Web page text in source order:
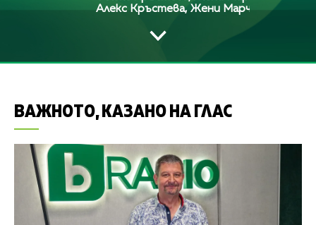
Алекс Кръстева, Жени Марчева и Диана
ВАЖНОТО, КАЗАНО НА ГЛАС